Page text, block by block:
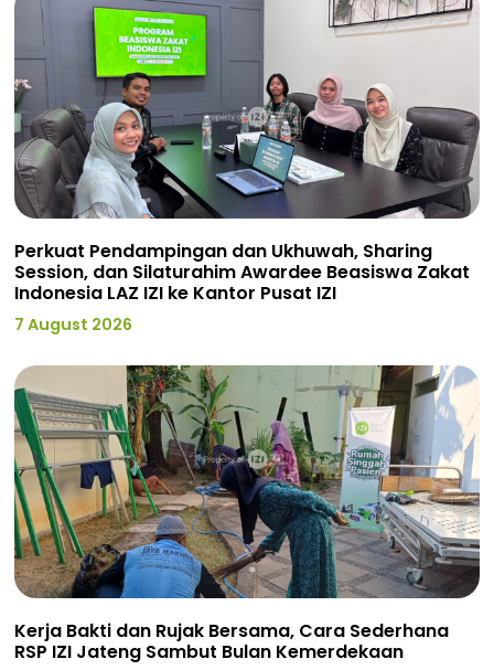
Perkuat Pendampingan dan Ukhuwah, Sharing
Session, dan Silaturahim Awardee Beasiswa Zakat
Indonesia LAZ IZI ke Kantor Pusat IZI
7 August 2026
Kerja Bakti dan Rujak Bersama, Cara Sederhana
RSP IZI Jateng Sambut Bulan Kemerdekaan